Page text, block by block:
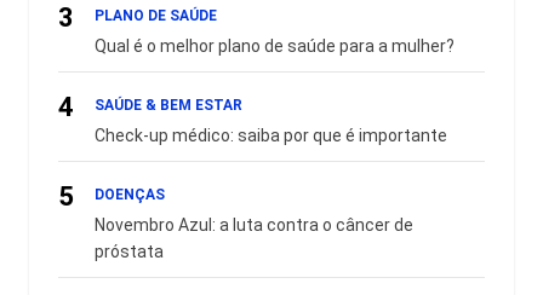
3 PLANO DE SAÚDE
Qual é o melhor plano de saúde para a mulher?
4 SAÚDE & BEM ESTAR
Check-up médico: saiba por que é importante
5 DOENÇAS
Novembro Azul: a luta contra o câncer de
próstata